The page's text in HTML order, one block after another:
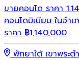
ขายคอนโด ราคา
คอนโดมิเนียม ในอำเ
ราคา ฿1,140,000
พัทยาใต้ เขาพระต